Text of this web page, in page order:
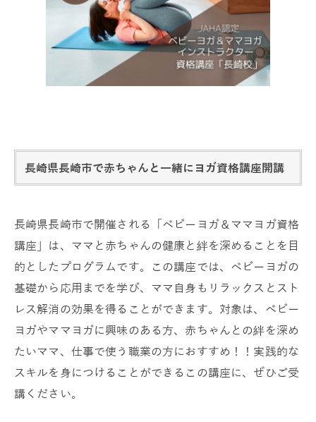
長崎県長崎市で赤ちゃんと一緒にヨガ資格講座開講
長崎県長崎市で開催される「ベビーヨガ＆ママヨガ資格
講座」は、ママと赤ちゃんの健康と絆を深めることを目
的としたプログラムです。この講座では、ベビーヨガの
基礎から応用までを学び、ママ自身もリラックスとスト
レス解消の効果を得ることができます。対象は、ベビー
ヨガやママヨガに興味のある方、赤ちゃんとの絆を深め
たいママ、仕事で使う職業の方におすすめ！！実践的な
スキルを身につけることができるこの講座に、ぜひご受
講ください。